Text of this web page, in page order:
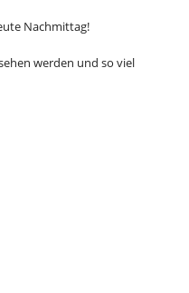
Nachmittag!
werden und so viel